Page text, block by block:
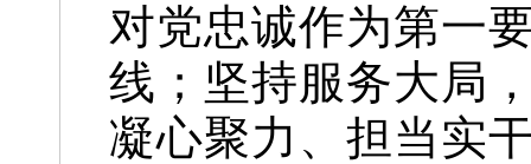
对党忠诚作为第一
线；坚持服务大局
凝心聚力、担当实